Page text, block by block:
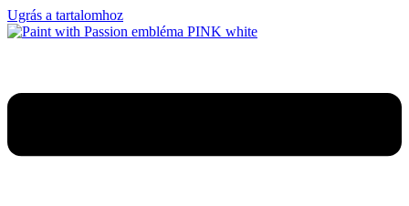
Ugrás a tartalomhoz